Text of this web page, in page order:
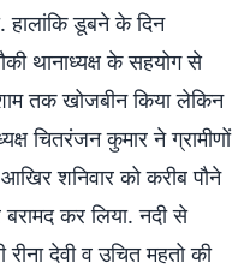
हालांकि डूबने के दिन
थानाध्यक्ष के सहयोग से
तक खोजबीन किया लेकिन
चितरंजन कुमार ने ग्रामीणों
शनिवार को करीब पौने
कर लिया. नदी से
देवी व उचित महतो की